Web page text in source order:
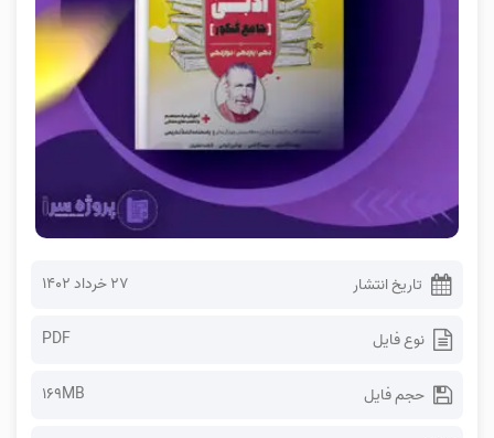
تاریخ انتشار ۲۷ خرداد ۱۴۰۲
نوع فایل PDF
حجم فایل 169MB